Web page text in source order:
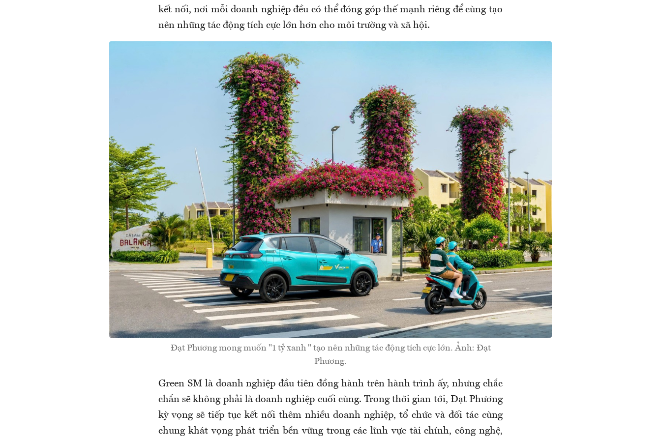
kết nối, nơi mỗi doanh nghiệp đều có thể đóng góp thế mạnh riêng để cùng tạo
nên những tác động tích cực lớn hơn cho môi trường và xã hội.
Đạt Phương mong muốn "1 tỷ xanh " tạo nên những tác động tích cực lớn. Ảnh: Đạt
Phương.
Green SM là doanh nghiệp đầu tiên đồng hành trên hành trình ấy, nhưng chắc
chắn sẽ không phải là doanh nghiệp cuối cùng. Trong thời gian tới, Đạt Phương
kỳ vọng sẽ tiếp tục kết nối thêm nhiều doanh nghiệp, tổ chức và đối tác cùng
chung khát vọng phát triển bền vững trong các lĩnh vực tài chính, công nghệ,